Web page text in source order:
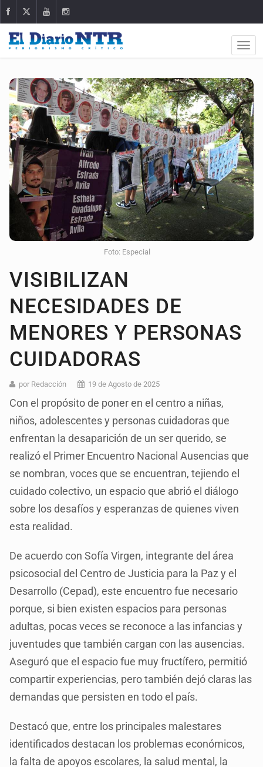
Foto: Especial
VISIBILIZAN
NECESIDADES DE
MENORES Y PERSONAS
CUIDADORAS
por Redacción 19 de Agosto de 2025
Con el propósito de poner en el centro a niñas,
niños, adolescentes y personas cuidadoras que
enfrentan la desaparición de un ser querido, se
realizó el Primer Encuentro Nacional Ausencias que
se nombran, voces que se encuentran, tejiendo el
cuidado colectivo, un espacio que abrió el diálogo
sobre los desafíos y esperanzas de quienes viven
esta realidad.
De acuerdo con Sofía Virgen, integrante del área
psicosocial del Centro de Justicia para la Paz y el
Desarrollo (Cepad), este encuentro fue necesario
porque, si bien existen espacios para personas
adultas, pocas veces se reconoce a las infancias y
juventudes que también cargan con las ausencias.
Aseguró que el espacio fue muy fructífero, permitió
compartir experiencias, pero también dejó claras las
demandas que persisten en todo el país.
Destacó que, entre los principales malestares
identificados destacan los problemas económicos,
la falta de apoyos escolares, la salud mental, la